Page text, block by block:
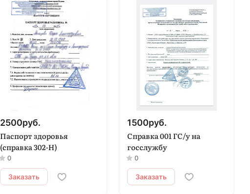
2500руб.
Паспорт здоровья
(справка 302-Н)
0
Заказать
1500руб.
Справка 001 ГС/у на
госслужбу
0
Заказать